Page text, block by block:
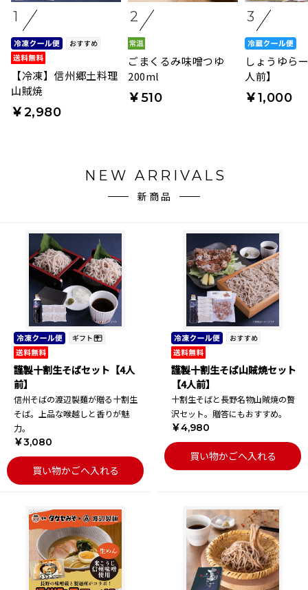
1
【冷凍】信州郷土料理
山賊焼
￥2,980
2
ごまくるみ味噌つゆ
200ml
￥510
3
しょうゆら
人前】
￥1,000
NEW ARRIVALS
新商品
謹製十割生そばセット【4人
前】
信州そばの渡辺製麺が贈る十割生
そば。上品な喉越しと香りが魅
力。
￥3,080
買い物かごへ入れる
謹製十割生そば山賊焼セット
【4人前】
十割生そばと長野名物山賊焼の贅
沢セット。贈答にもおすすめ。
￥4,980
買い物かごへ入れる